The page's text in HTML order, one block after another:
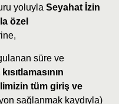
yoluyla Seyahat İzin
özel
süre ve
tüm giriş ve
sağlanmak kaydıyla)